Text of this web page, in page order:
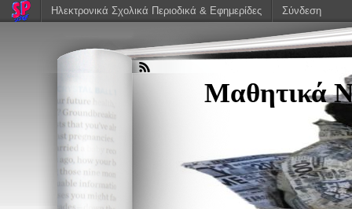
Μαθητικά
Ηλεκτρονικά Σχολικά Περιοδικά & Εφημερίδες Σύνδεση